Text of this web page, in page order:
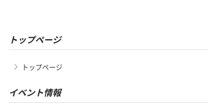
トップページ
トップページ
イベント情報